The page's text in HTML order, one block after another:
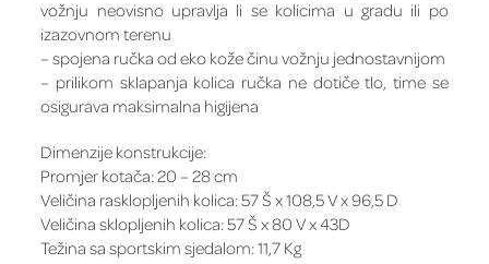
vožnju neovisno upravlja li se kolicima u gradu ili po
izazovnom terenu
– spojena ručka od eko kože činu vožnju jednostavnijom
– prilikom sklapanja kolica ručka ne dotiče tlo, time se
osigurava maksimalna higijena
Dimenzije konstrukcije:
Promjer kotača: 20 – 28 cm
Veličina rasklopljenih kolica: 57 Š x 108,5 V x 96,5 D
Veličina sklopljenih kolica: 57 Š x 80 V x 43D
Težina sa sportskim sjedalom: 11,7 Kg